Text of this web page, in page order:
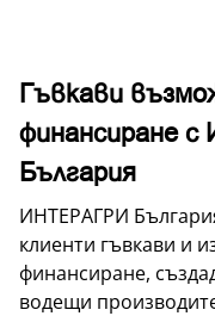
Гъвкави
финансиране
България
ИНТЕРАГРИ
клиенти гъвкави и
финансиране,
водещи